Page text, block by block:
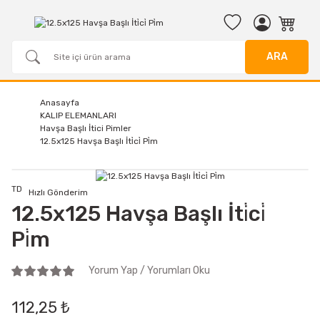
ARA
Anasayfa
KALIP ELEMANLARI
Havşa Başlı İtici Pimler
12.5x125 Havşa Başlı İti̇ci̇ Pi̇m
Hızlı Gönderim
TD
12.5x125 Havşa Başlı İti̇ci̇
Pi̇m
Yorum Yap / Yorumları Oku
112,25 ₺